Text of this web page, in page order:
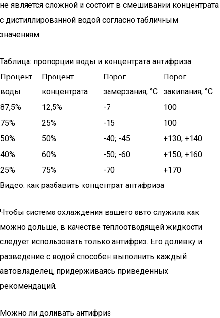
не является сложной и состоит в смешивании концентрата
с дистиллированной водой согласно табличным
значениям.
Таблица: пропорции воды и концентрата антифриза
Процент
воды
Процент
концентрата
Порог
замерзания, °С
Порог
закипания, °С
87,5%
12,5% -7
100
75%
25% -15
100
50%
50% -40; -45
+130; +140
40%
60% -50; -60
+150; +160
25%
75% -70
+170
Видео: как разбавить концентрат антифриза
Чтобы система охлаждения вашего авто служила как
можно дольше, в качестве теплоотводящей жидкости
следует использовать только антифриз. Его доливку и
разведение с водой способен выполнить каждый
автовладелец, придерживаясь приведённых
рекомендаций.
Можно ли доливать антифриз